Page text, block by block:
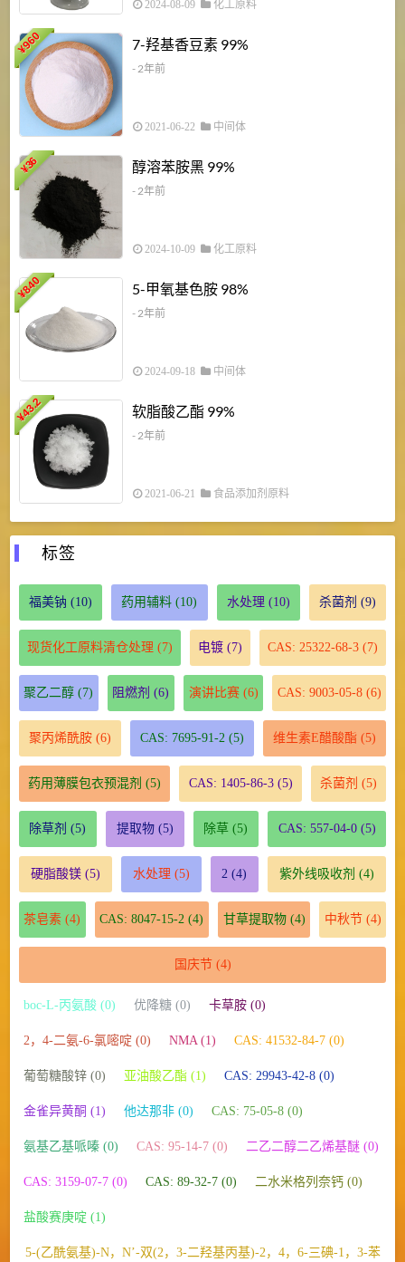
2024-08-09 化工原料
¥
960 7-羟基香豆素 99%
- 2年前
2021-06-22 中间体
¥
36 醇溶苯胺黑 99%
- 2年前
2024-10-09 化工原料
¥
840 5-甲氧基色胺 98%
- 2年前
2024-09-18 中间体
¥
43.2 软脂酸乙酯 99%
- 2年前
2021-06-21 食品添加剂原料
标签
福美钠 (10) 药用辅料 (10) 水处理 (10) 杀菌剂 (9)
现货化工原料清仓处理 (7) 电镀 (7) CAS: 25322-68-3 (7)
聚乙二醇 (7) 阻燃剂 (6) 演讲比赛(6) CAS: 9003-05-8(6)
聚丙烯酰胺(6) CAS: 7695-91-2 (5) 维生素E醋酸酯 (5)
药用薄膜包衣预混剂 (5) CAS: 1405-86-3(5) 杀菌剂 (5)
除草剂 (5) 提取物(5) 除草 (5) CAS: 557-04-0(5)
硬脂酸镁(5) 水处理 (5) 2 (4) 紫外线吸收剂 (4)
茶皂素 (4) CAS: 8047-15-2 (4) 甘草提取物(4) 中秋节(4)
国庆节(4)
boc-L-丙氨酸 (0) 优降糖 (0) 卡草胺 (0)
2，4-二氨-6-氯嘧啶 (0) NMA (1) CAS: 41532-84-7 (0)
葡萄糖酸锌 (0) 亚油酸乙酯 (1) CAS: 29943-42-8 (0)
金雀异黄酮 (1) 他达那非 (0) CAS: 75-05-8 (0)
氨基乙基哌嗪 (0) CAS: 95-14-7 (0) 二乙二醇二乙烯基醚 (0)
CAS: 3159-07-7 (0) CAS: 89-32-7 (0) 二水米格列奈钙 (0)
盐酸赛庚啶 (1)
5-(乙酰氨基)-N，N’-双(2，3-二羟基丙基)-2，4，6-三碘-1，3-苯